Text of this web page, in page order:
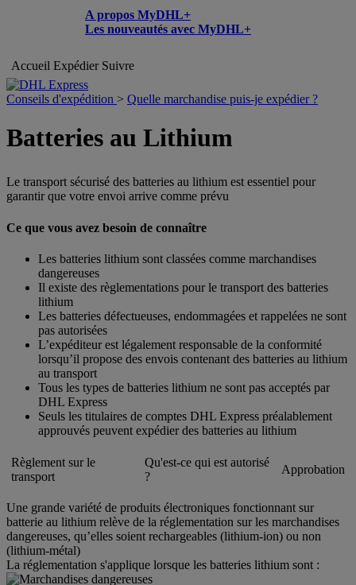
A propos MyDHL+
Les nouveautés avec MyDHL+
Accueil Expédier Suivre
Conseils d'expédition > Quelle marchandise puis-je expédier ?
Batteries au Lithium
Le transport sécurisé des batteries au lithium est essentiel pour
garantir que votre envoi arrive comme prévu
Ce que vous avez besoin de connaître
Les batteries lithium sont classées comme marchandises
dangereuses
Il existe des règlementations pour le transport des batteries
lithium
Les batteries défectueuses, endommagées et rappelées ne sont
pas autorisées
L’expéditeur est légalement responsable de la conformité
lorsqu’il propose des envois contenant des batteries au lithium
au transport
Tous les types de batteries lithium ne sont pas acceptés par
DHL Express
Seuls les titulaires de comptes DHL Express préalablement
approuvés peuvent expédier des batteries au lithium
Règlement sur le
transport
Qu'est-ce qui est autorisé
?
Approbation
Une grande variété de produits électroniques fonctionnant sur
batterie au lithium relève de la réglementation sur les marchandises
dangereuses, qu’elles soient rechargeables (lithium-ion) ou non
(lithium-métal)
La réglementation s'applique lorsque les batteries lithium sont :